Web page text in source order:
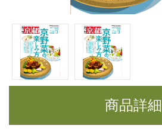
商品詳細